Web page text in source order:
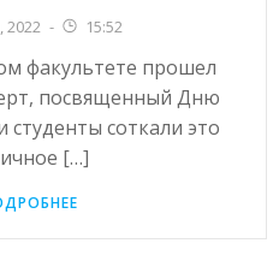
2022 - 15:52
факультете прошел
посвященный Дню
соткали это
[…]